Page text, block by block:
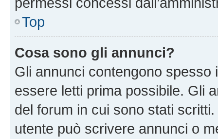
Top
Cosa sono gli annunci?
Gli annunci contengono
essere letti prima possibile. Gli
del forum in cui sono stati
utente può scrivere annunci o